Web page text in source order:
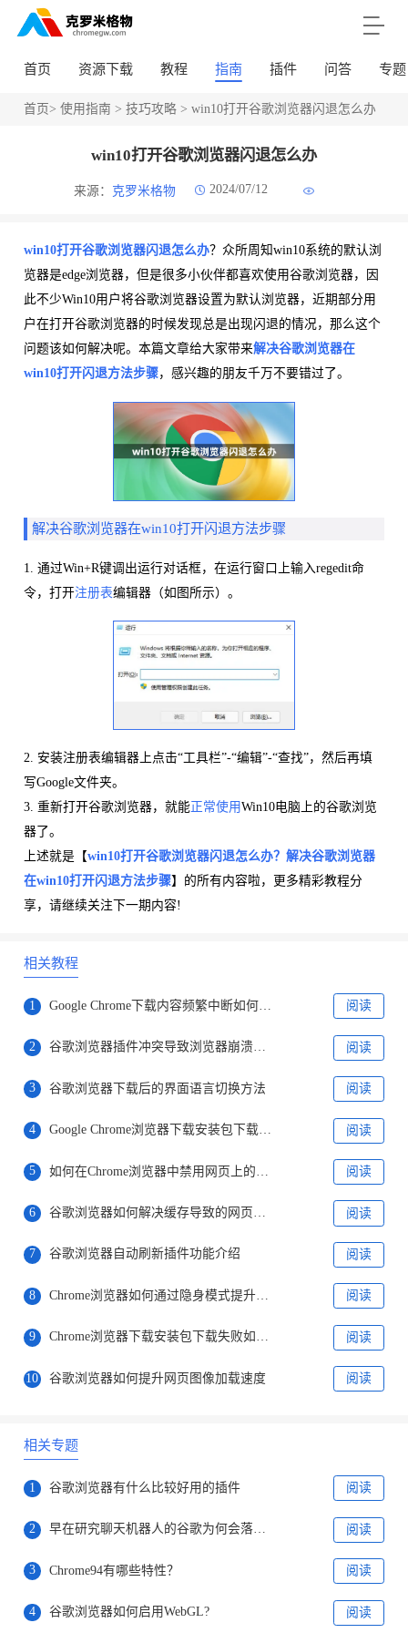
首页 资源下载 教程 指南 插件 问答 专题
首页> 使用指南 > 技巧攻略> win10打开谷歌浏览器闪退怎么办
win10打开谷歌浏览器闪退怎么办
来源： 克罗米格物 2024/07/12
win10打开谷歌浏览器闪退怎么办？众所周知win10系统的默认浏
览器是edge浏览器，但是很多小伙伴都喜欢使用谷歌浏览器，因
此不少Win10用户将谷歌浏览器设置为默认浏览器，近期部分用
户在打开谷歌浏览器的时候发现总是出现闪退的情况，那么这个
问题该如何解决呢。本篇文章给大家带来解决谷歌浏览器在
win10打开闪退方法步骤，感兴趣的朋友千万不要错过了。
解决谷歌浏览器在win10打开闪退方法步骤
1. 通过Win+R键调出运行对话框，在运行窗口上输入regedit命
令，打开注册表编辑器（如图所示）。
2. 安装注册表编辑器上点击“工具栏”-“编辑”-“查找”，然后再填
写Google文件夹。
3. 重新打开谷歌浏览器，就能 正常使用Win10电脑上的谷歌浏览
器了。
上述就是【win10打开谷歌浏览器闪退怎么办？解决谷歌浏览器
在win10打开闪退方法步骤】的所有内容啦，更多精彩教程分
享，请继续关注下一期内容!
相关教程
1 Google Chrome下载内容频繁中断如何排查原因 阅读
2 谷歌浏览器插件冲突导致浏览器崩溃的解决办法 阅读
3 谷歌浏览器下载后的界面语言切换方法 阅读
4 Google Chrome浏览器下载安装包下载地址推荐 阅读
5 阅读
6 阅读
7 谷歌浏览器自动刷新插件功能介绍 阅读
8 Chrome浏览器如何通过隐身模式提升网页加载的安全性 阅读
9 Chrome浏览器下载安装包下载失败如何重试 阅读
10 谷歌浏览器如何提升网页图像加载速度 阅读
相关专题
1 谷歌浏览器有什么比较好用的插件 阅读
2 早在研究聊天机器人的谷歌为何会落败于微软 阅读
3 Chrome94有哪些特性？ 阅读
4 谷歌浏览器如何启用WebGL? 阅读